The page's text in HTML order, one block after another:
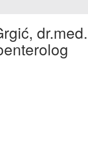
dr.med.